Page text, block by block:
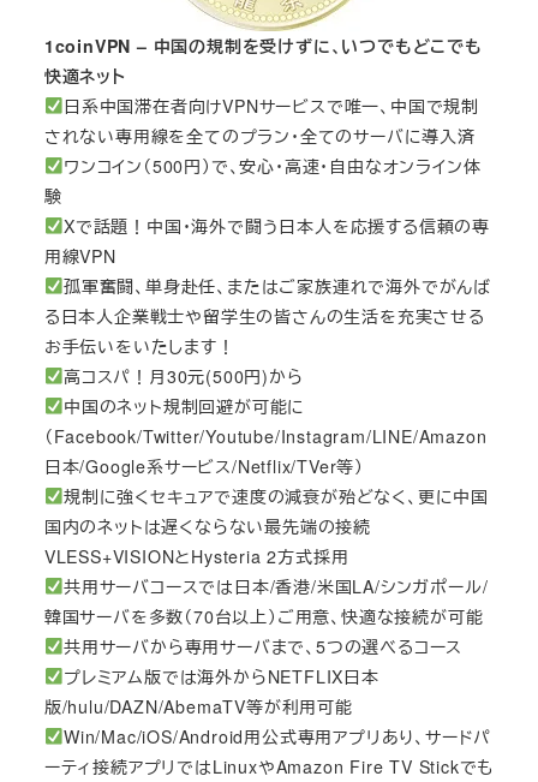
1coinVPN – 中国の規制を受けずに、いつでもどこでも
快適ネット
日系中国滞在者向けVPNサービスで唯一、中国で規制
されない専用線を全てのプラン・全てのサーバに導入済
ワンコイン（500円）で、安心・高速・自由なオンライン体
験
Xで話題！中国・海外で闘う日本人を応援する信頼の専
用線VPN
孤軍奮闘、単身赴任、またはご家族連れで海外でがんば
る日本人企業戦士や留学生の皆さんの生活を充実させる
お手伝いをいたします！
高コスパ！月30元(500円)から
中国のネット規制回避が可能に
（Facebook/Twitter/Youtube/Instagram/LINE/Amazon
日本/Google系サービス/Netflix/TVer等）
規制に強くセキュアで速度の減衰が殆どなく、更に中国
国内のネットは遅くならない最先端の接続
VLESS+VISIONとHysteria 2方式採用
共用サーバコースでは日本/香港/米国LA/シンガポール/
韓国サーバを多数（70台以上）ご用意、快適な接続が可能
共用サーバから専用サーバまで、5つの選べるコース
プレミアム版では海外からNETFLIX日本
版/hulu/DAZN/AbemaTV等が利用可能
Win/Mac/iOS/Android用公式専用アプリあり、サードパ
ーティ接続アプリではLinuxやAmazon Fire TV Stickでも